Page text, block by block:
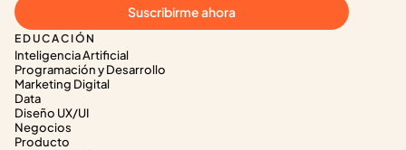
EDUCACIÓN
Inteligencia Artificial
Programación y Desarrollo
Marketing Digital
Data
Diseño UX/UI
Negocios
Producto
Suscribirme ahora